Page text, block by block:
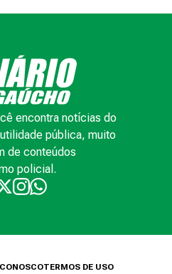
encontra notícias do
pública, muito
de conteúdos
policial.
TERMOS DE USO